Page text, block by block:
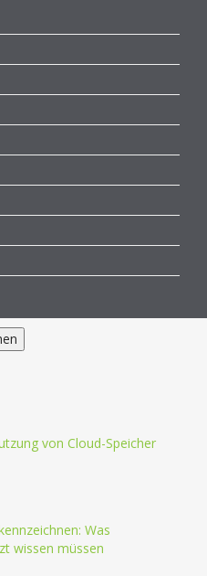
von Cloud-Speicher
Was
wissen müssen